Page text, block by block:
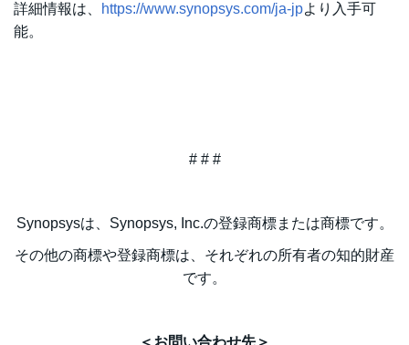
詳細情報は、 https://www.synopsys.com/ja-jpより入手可
能。
# # #
Synopsysは、Synopsys, Inc.の登録商標または商標です。
その他の商標や登録商標は、それぞれの所有者の知的財産
です。
＜お問い合わせ先＞